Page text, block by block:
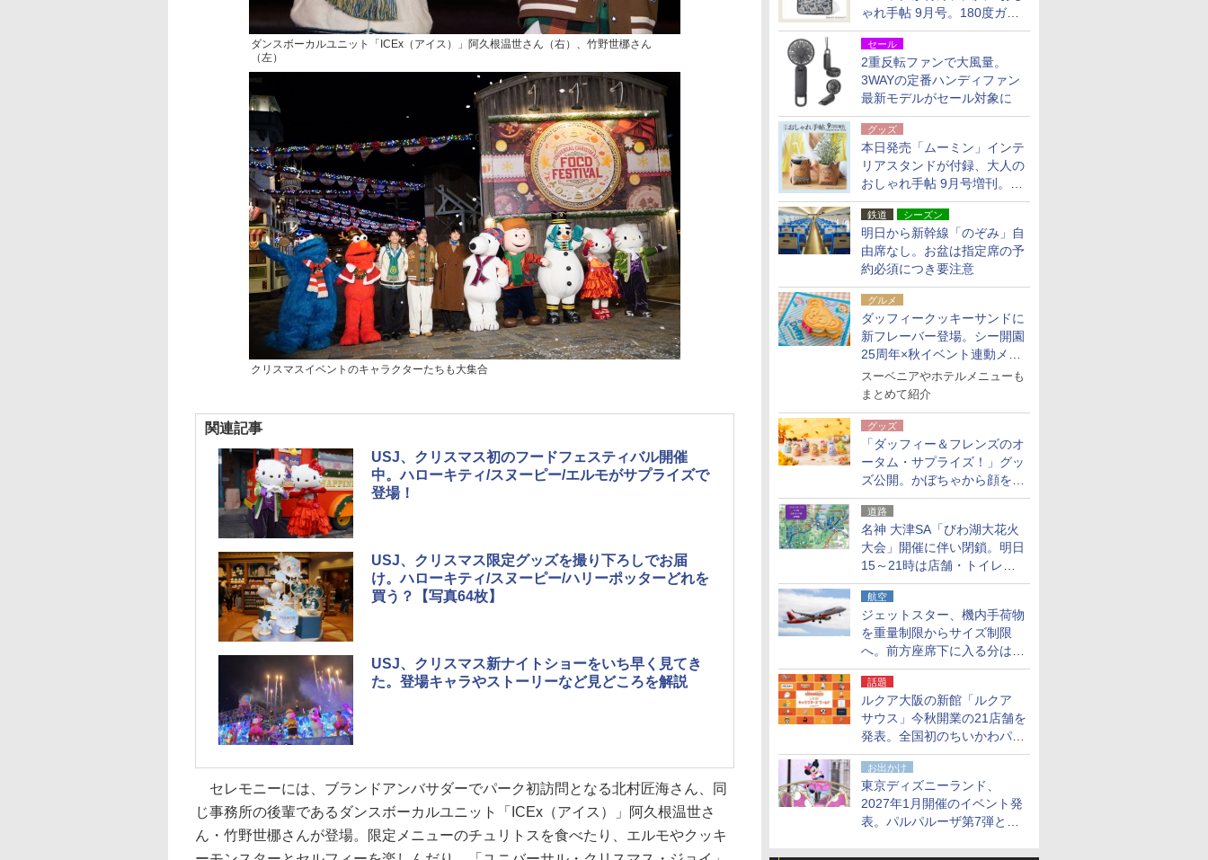
ゃれ手帖 9月号。180度ガバ
ッと開いて大容量
セール
2重反転ファンで大風量。
3WAYの定番ハンディファン
最新モデルがセール対象に
グッズ
本日発売「ムーミン」インテ
リアスタンドが付録、大人の
おしゃれ手帖 9月号増刊。レ
ザー調で高級感ある2個セッ
ト鉄道 シーズン
明日から新幹線「のぞみ」自
由席なし。お盆は指定席の予
約必須につき要注意
グルメ
ダッフィークッキーサンドに
新フレーバー登場。シー開園
25周年×秋イベント連動メニ
ュー
スーベニアやホテルメニューも
まとめて紹介
グッズ
「ダッフィー＆フレンズのオ
ータム・サプライズ！」グッ
ズ公開。かぼちゃから顔をの
ぞかせたぬいぐるみチャーム
ほか
道路
名神 大津SA「びわ湖大花火
大会」開催に伴い閉鎖。明日
15～21時は店舗・トイレ・
駐車場の利用不可
航空
ジェットスター、機内手荷物
を重量制限からサイズ制限
へ。前方座席下に入る分はす
べての運賃で無料に
話題
ルクア大阪の新館「ルクア
サウス」今秋開業の21店舗を
発表。全国初のちいかわパー
クストア/サンリオ新業態1号
店など
お出かけ
東京ディズニーランド、
2027年1月開催のイベント発
表。パルパルーザ第7弾とし
ダンスボーカルユニット「ICEx（アイス）」阿久根温世さん（右）、竹野世梛さん
（左）
クリスマスイベントのキャラクターたちも大集合
関連記事
USJ、クリスマス初のフードフェスティバル開催
中。ハローキティ/スヌーピー/エルモがサプライズで
登場！
USJ、クリスマス限定グッズを撮り下ろしでお届
け。ハローキティ/スヌーピー/ハリーポッターどれを
買う？【写真64枚】
USJ、クリスマス新ナイトショーをいち早く見てき
た。登場キャラやストーリーなど見どころを解説
セレモニーには、ブランドアンバサダーでパーク初訪問となる北村匠海さん、同
じ事務所の後輩であるダンスボーカルユニット「ICEx（アイス）」阿久根温世さ
ん・竹野世梛さんが登場。限定メニューのチュリトスを食べたり、エルモやクッキ